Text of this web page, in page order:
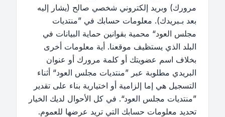
مرورك) وبريد إلكتروني شخصي صالح (يشار إليه
بعد بـبريدك). معلومات حسابك في ”منتديات
مجلس العود“ محمية بقوانين حماية البيانات في
البلد الذي يستظيف موقعنا. أية معلومات أخرى
بخلاف اسم عضويتك أو كلمة مرورك أو عنوان
البريدي مطلوبة عبر ”منتديات مجلس العود“ أثناء
التسجيل هي إما إلزامية أو اختيارية بناء على تقدير
”منتديات مجلس العود“. في كل الأحوال لديك الخيار
تحديد معلومات حسابك التي تريد عرضها للعموم.